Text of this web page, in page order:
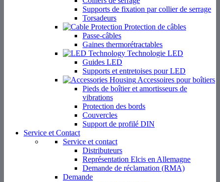
Supports de fixation par collier de serrage
Torsadeurs
Protection de câbles
Passe-câbles
Gaines thermorétractables
Technologie LED
Guides LED
Supports et entretoises pour LED
Accessoires pour boîtiers
Pieds de boîtier et amortisseurs de
vibrations
Protection des bords
Couvercles
Support de profilé DIN
Service et Contact
Service et contact
Distributeurs
Représentation Elcis en Allemagne
Demande de réclamation (RMA)
Demande